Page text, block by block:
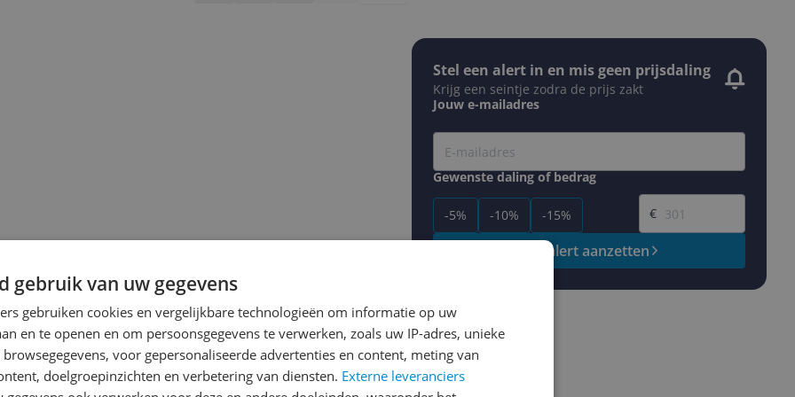
Stel een alert in en mis geen prijsdaling
Krijg een seintje zodra de prijs zakt
Jouw e-mailadres
Gewenste daling of bedrag
-5% -10% -15%
Gewenste prijs
€
Prijsalert aanzetten
gebruik van uw gegevens
gebruiken cookies en vergelijkbare technologieën om informatie op uw
en te openen en om persoonsgegevens te verwerken, zoals uw IP-adres, unieke
voor gepersonaliseerde advertenties en content, meting van
doelgroepinzichten en verbetering van diensten. Externe leveranciers